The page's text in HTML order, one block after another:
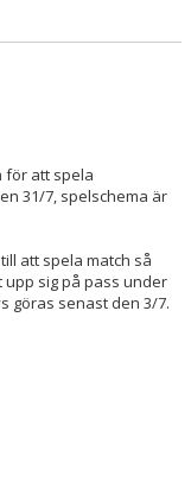
för att spela
31/7, spelschema är
att spela match så
sig på pass under
göras senast den 3/7.